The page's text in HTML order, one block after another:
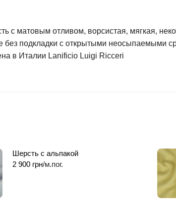
с матовым отливом, ворсистая, мягкая,
без подкладки с открытыми неосыпаемыми
в Италии Lаnificio Luigi Ricceri
Шерсть с альпакой
2 900 грн/м.пог.